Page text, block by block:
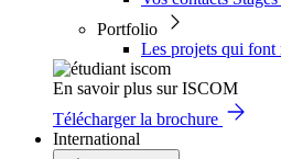
Portfolio
Les projets qui
En savoir plus sur ISCOM
Télécharger la brochure
International